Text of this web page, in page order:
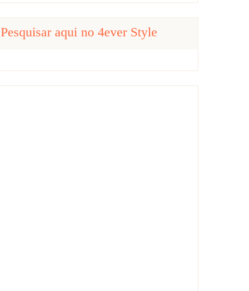
Pesquisar aqui no 4ever Style